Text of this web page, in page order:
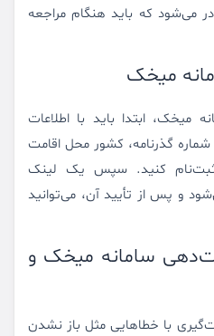
می‌شود که باید هنگام مراجعه
میخک
میخک، ابتدا باید با اطلاعات
گذرنامه، کشور محل اقامت
ثبت‌نام کنید. سپس یک لینک
و پس از تأیید آن، می‌توانید
سامانه میخک و
با خطاهایی مثل باز نشدن